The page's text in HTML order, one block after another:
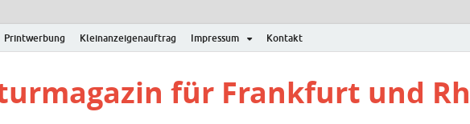
Printwerbung Kleinanzeigenauftrag Impressum Kontakt
für Frankfurt und